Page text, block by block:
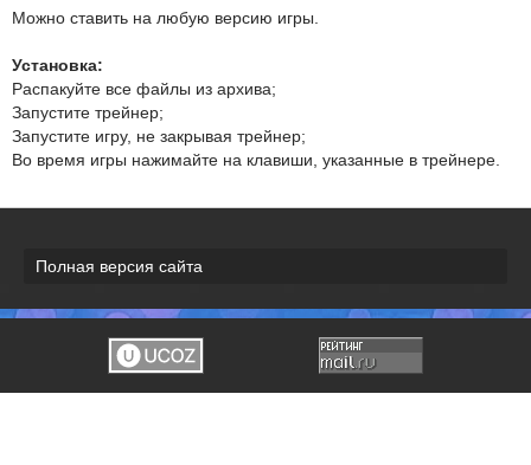
Можно ставить на любую версию игры.
Установка:
Распакуйте все файлы из архива;
Запустите трейнер;
Запустите игру, не закрывая трейнер;
Во время игры нажимайте на клавиши, указанные в трейнере.
Полная версия сайта